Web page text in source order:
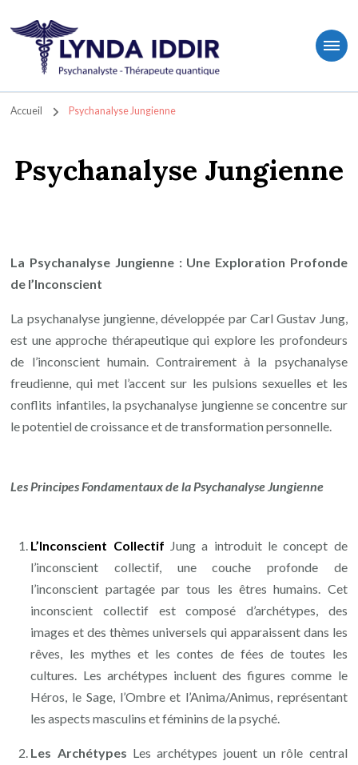
Lynda IDDIR- L'hypnose quantique au service du bien-être – à Asnières-Sur Seine
Asnières-Sur Seine
Accueil Psychanalyse Jungienne
Psychanalyse Jungienne
La Psychanalyse Jungienne : Une Exploration Profonde
de l’Inconscient
La psychanalyse jungienne, développée par Carl Gustav Jung,
est une approche thérapeutique qui explore les profondeurs
de l’inconscient humain. Contrairement à la psychanalyse
freudienne, qui met l’accent sur les pulsions sexuelles et les
conflits infantiles, la psychanalyse jungienne se concentre sur
le potentiel de croissance et de transformation personnelle.
Les Principes Fondamentaux de la Psychanalyse Jungienne
L’Inconscient Collectif Jung a introduit le concept de
l’inconscient collectif, une couche profonde de
l’inconscient partagée par tous les êtres humains. Cet
inconscient collectif est composé d’archétypes, des
images et des thèmes universels qui apparaissent dans les
rêves, les mythes et les contes de fées de toutes les
cultures. Les archétypes incluent des figures comme le
Héros, le Sage, l’Ombre et l’Anima/Animus, représentant
les aspects masculins et féminins de la psyché.
Les Archétypes Les archétypes jouent un rôle central